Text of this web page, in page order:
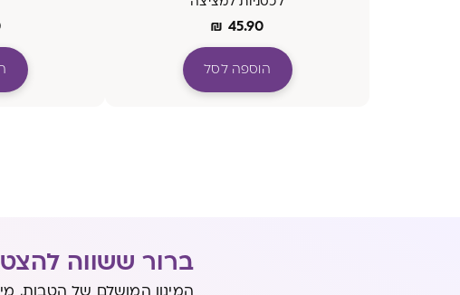
₪ 45.90
הוספה לסל
ברור ששווה